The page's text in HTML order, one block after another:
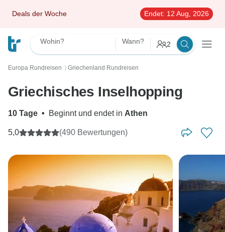
Deals der Woche Endet: 12 Aug, 2026
Wohin? Wann? 2
Europa Rundreisen 〉 Griechenland Rundreisen
Griechisches Inselhopping
10 Tage • Beginnt und endet in Athen
5,0 (490 Bewertungen)